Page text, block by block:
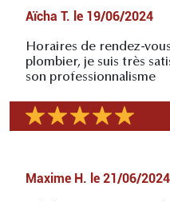
Aïcha T. le 19/06/2024
Horaires de rendez-
plombier, je suis très
son professionnalisme
Maxime H. le 21/06/2024